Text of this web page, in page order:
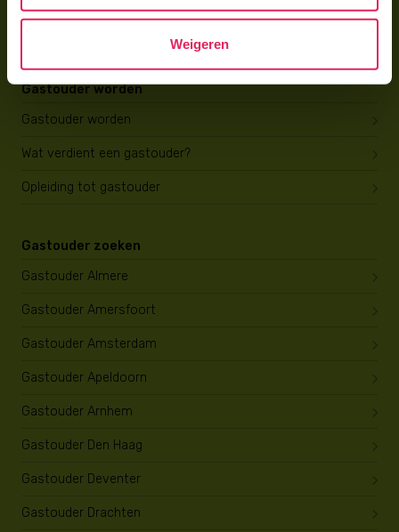
Weigeren
Gastouder worden
Gastouder worden
Wat verdient een gastouder?
Opleiding tot gastouder
Gastouder zoeken
Gastouder Almere
Gastouder Amersfoort
Gastouder Amsterdam
Gastouder Apeldoorn
Gastouder Arnhem
Gastouder Den Haag
Gastouder Deventer
Gastouder Drachten